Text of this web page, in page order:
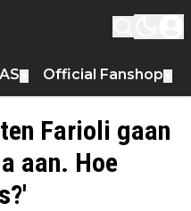
AS Official Fanshop
Farioli gaan
aan. Hoe